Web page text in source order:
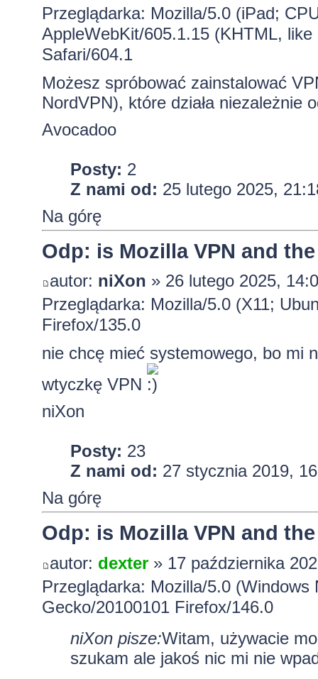
Przeglądarka: Mozilla/5.0 (iPad;
AppleWebKit/605.1.15 (KHTML,
Safari/604.1
Możesz spróbować zainstalować
NordVPN), które działa niezależnie
Avocadoo
Posty: 2
Z nami od: 25 lutego 2025,
Na górę
Odp: is Mozilla VPN and
autor: niXon » 26 lutego 2025,
Przeglądarka: Mozilla/5.0 (X11;
Firefox/135.0
nie chcę mieć systemowego, bo mi
wtyczkę VPN
niXon
Posty: 23
Z nami od: 27 stycznia 2019,
Na górę
Odp: is Mozilla VPN and
autor: dexter» 17 października
Przeglądarka: Mozilla/5.0
Gecko/20100101 Firefox/146.0
niXon pisze:Witam, używacie
szukam ale jakoś nic mi nie